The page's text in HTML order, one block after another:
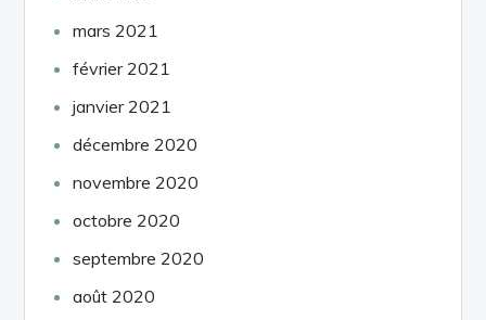
mars 2021
février 2021
janvier 2021
décembre 2020
novembre 2020
octobre 2020
septembre 2020
août 2020